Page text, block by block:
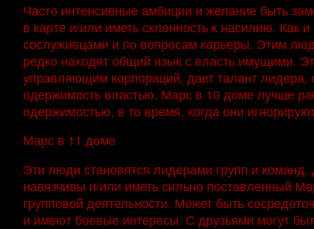
Часто интенсивные амбиции и желание быть
в карте и/или иметь склонность к насилию.
сослуживцами и по вопросам карьеры. Этим
редко находят общий язык с власть имущими.
управляющим корпораций, дает талант лидера,
одержимость властью. Марс в 10 доме лучше
одержимостью, в то время, когда они
Марс в 11 доме
Эти люди становятся лидерами групп и
навязчивы и/или иметь сильно поставленный
групповой деятельности. Может быть
и имеют боевые интересы. С друзьями могут